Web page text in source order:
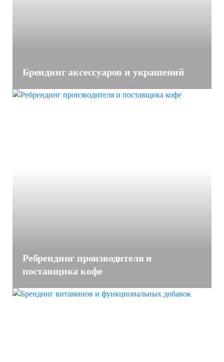
Брендинг аксессуаров и украшений
Ребрендинг производителя и
поставщика кофе